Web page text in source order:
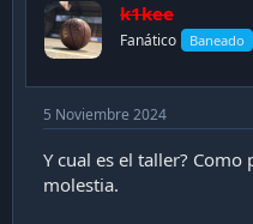
o
n
s
k1kee
Fanático Baneado
5 Noviembre 2024
Y cual es el taller?
molestia.